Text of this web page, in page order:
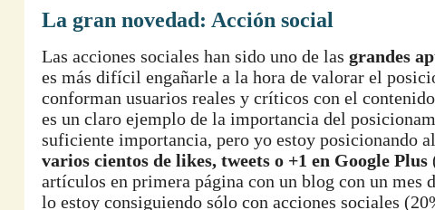
La gran novedad: Acción social
Las acciones sociales han sido uno de las grandes
es más difícil engañarle a la hora de valorar el
conforman usuarios reales y críticos con el
es un claro ejemplo de la importancia del
suficiente importancia, pero yo estoy posicionando
varios cientos de likes, tweets o +1 en Google Plus
artículos en primera página con un blog con un mes
lo estoy consiguiendo sólo con acciones sociales